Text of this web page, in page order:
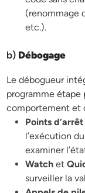
(renommage
etc.).
b) Débogage
Le débogueur
programme étape
comportement et
Points
l’exécution
examiner
Watch et
surveiller la